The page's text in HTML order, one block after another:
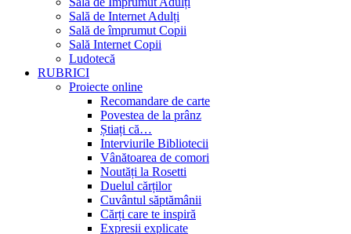
Sală de Internet Adulți
Sală de împrumut Copii
Sală Internet Copii
Ludotecă
RUBRICI
Proiecte online
Recomandare de carte
Povestea de la prânz
Știați că…
Interviurile Bibliotecii
Vânătoarea de comori
Noutăți la Rosetti
Duelul cărților
Cuvântul săptămânii
Cărți care te inspiră
Expresii explicate